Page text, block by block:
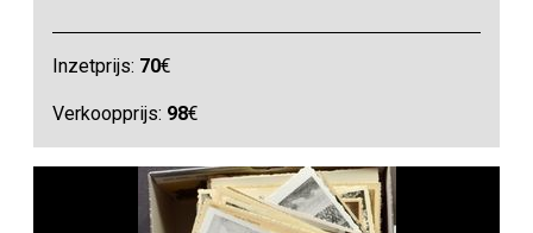
Inzetprijs: 70€
Verkoopprijs: 98€